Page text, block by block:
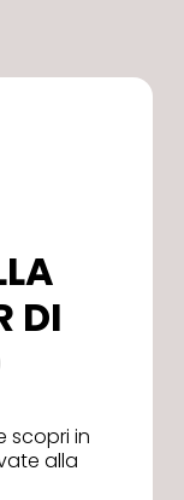
DI
scopri in
alla